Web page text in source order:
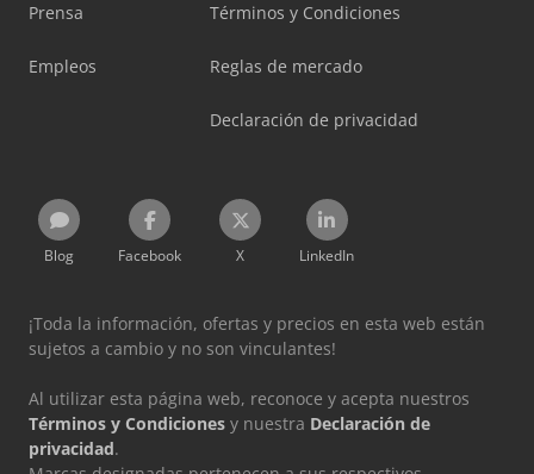
Prensa
Empleos
Términos y Condiciones
Reglas de mercado
Declaración de privacidad
Blog Facebook X LinkedIn
¡Toda la información, ofertas y precios en esta web están
sujetos a cambio y no son vinculantes!
Al utilizar esta página web, reconoce y acepta nuestros
Términos y Condiciones y nuestra Declaración de
privacidad.